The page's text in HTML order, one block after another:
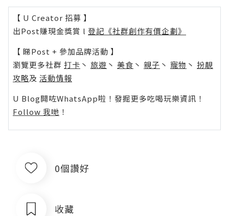
【 U Creator 招募 】
出Post賺現金獎賞 l 登記《社群創作有價企劃》
【 睇Post + 參加品牌活動 】
瀏覽更多社群 打卡 丶 旅遊 丶 美食 丶 親子 丶 寵物 丶 扮靚
攻略及 活動情報
U Blog開咗WhatsApp啦！發掘更多吃喝玩樂資訊！
Follow 我哋 ！
0個讚好
收藏